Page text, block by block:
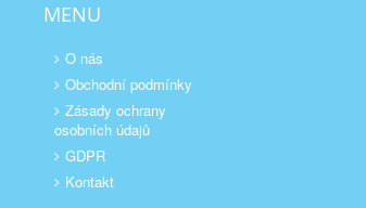
MENU
O nás
Obchodní podmínky
Zásady ochrany
osobních údajů
GDPR
Kontakt